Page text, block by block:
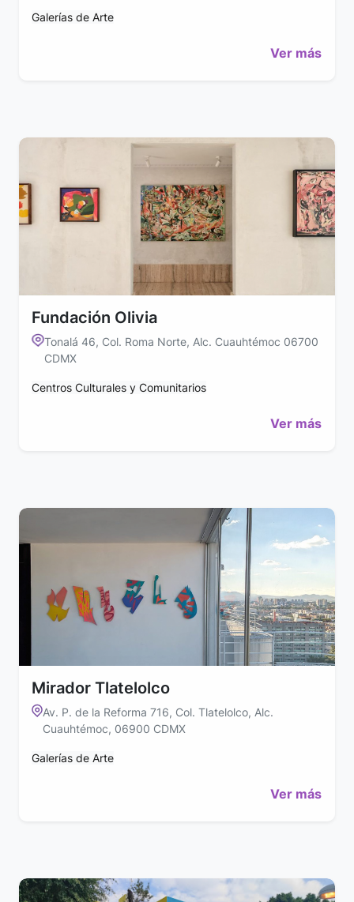
Galerías de Arte
Ver más
Fundación Olivia
Tonalá 46, Col. Roma Norte, Alc. Cuauhtémoc 06700
CDMX
Centros Culturales y Comunitarios
Ver más
Mirador Tlatelolco
Av. P. de la Reforma 716, Col. Tlatelolco, Alc.
Cuauhtémoc, 06900 CDMX
Galerías de Arte
Ver más